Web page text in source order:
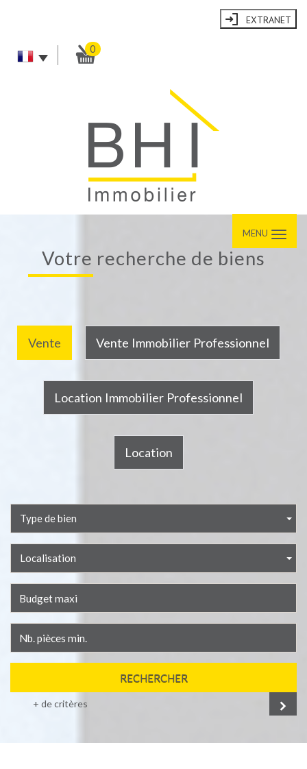
EXTRANET
0
MENU
votre recherche de biens
Vente Vente Immobilier Professionnel
Location Immobilier Professionnel
Location
Type de bien
Localisation
RECHERCHER
+ de critères